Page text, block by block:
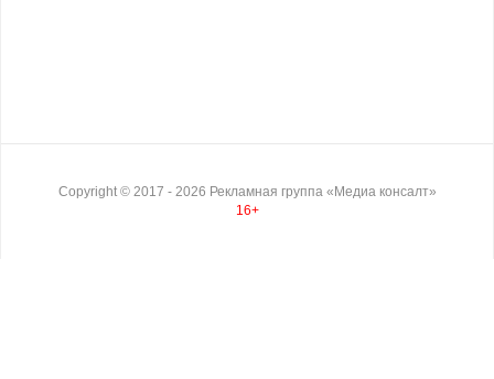
Copyright © 2017 - 2026 Рекламная группа «Медиа консалт»
16+